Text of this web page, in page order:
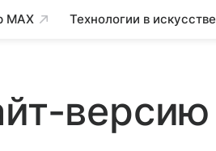
MAX Технологии в искусстве
версию